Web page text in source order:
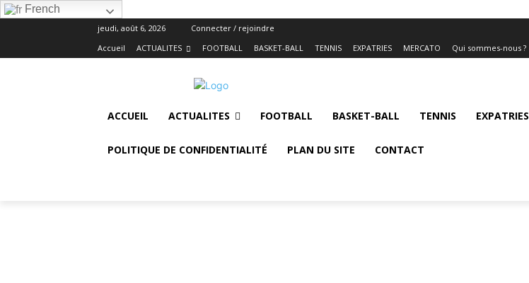
French
jeudi, août 6, 2026
Connecter / rejoindre
Accueil
ACTUALITES FOOTBALL BASKET-BALL TENNIS EXPATRIES MERCATO Qui sommes-nous ?
ACCUEIL ACTUALITES FOOTBALL BASKET-BALL TENNIS EXPATRIES
POLITIQUE DE CONFIDENTIALITÉ PLAN DU SITE CONTACT